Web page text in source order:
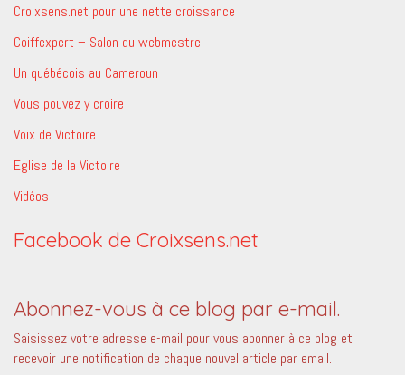
Croixsens.net pour une nette croissance
Coiffexpert – Salon du webmestre
Un québécois au Cameroun
Vous pouvez y croire
Voix de Victoire
Eglise de la Victoire
Vidéos
Facebook de Croixsens.net
Abonnez-vous à ce blog par e-mail.
Saisissez votre adresse e-mail pour vous abonner à ce blog et
recevoir une notification de chaque nouvel article par email.